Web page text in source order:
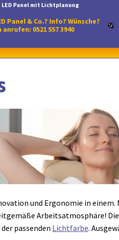
LED Panel mit Lichtplanung
Panel & Co.? Info? Wünsche?
anrufen: 0521 557 3940
und Ergonomie in einem.
Arbeitsatmosphäre!
passenden Lichtfarbe.